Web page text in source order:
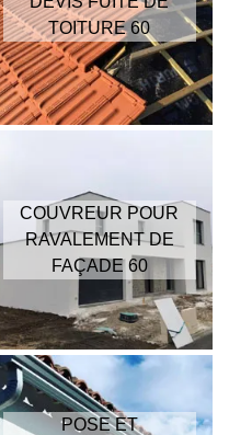
TOITURE 60
COUVREUR POUR
RAVALEMENT DE
FAÇADE 60
POSE ET